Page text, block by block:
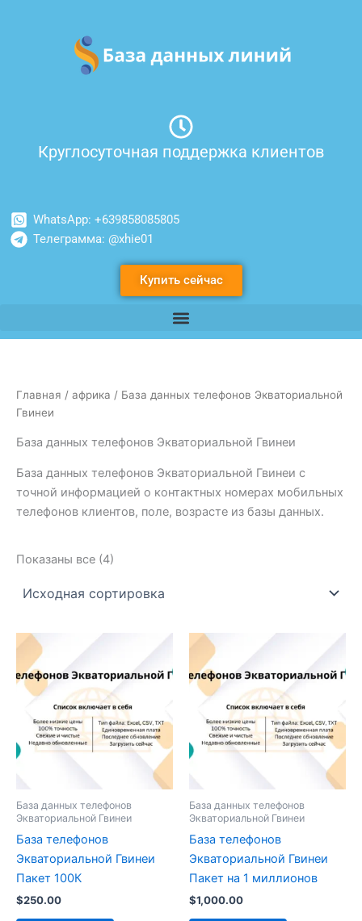
содержимому
Круглосуточная поддержка клиентов
WhatsApp: +639858085805
Телеграмма: @xhie01
Купить сейчас
Главная / африка / База данных телефонов Экваториальной
Гвинеи
База данных телефонов Экваториальной Гвинеи
База данных телефонов Экваториальной Гвинеи с
точной информацией о контактных номерах мобильных
телефонов клиентов, поле, возрасте из базы данных.
Показаны все (4)
База данных телефонов
Экваториальной Гвинеи
База телефонов
Экваториальной Гвинеи
Пакет 100К
$250.00
База данных телефонов
Экваториальной Гвинеи
База телефонов
Экваториальной Гвинеи
Пакет на 1 миллионов
$1,000.00